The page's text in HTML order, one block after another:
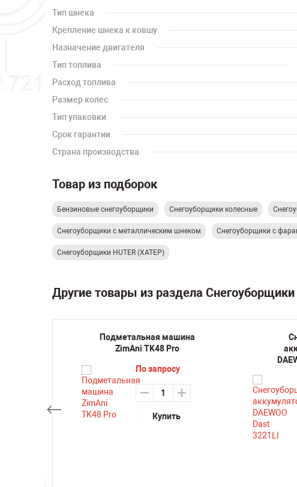
Тип шнека
Крепление шнека к ковшу
Назначение двигателя
Тип топлива
Расход топлива
Размер колес
Тип упаковки
Срок гарантии
Страна производства
Товар из подборок
Бензиновые снегоуборщики Снегоуборщики колесные
Снегоуборщики с металлическим шнеком Снегоуборщики с
Снегоуборщики HUTER (ХАТЕР)
Другие товары из раздела Снегоуборщики
Подметальная машина
ZimAni TK48 Pro
По запросу
Купить